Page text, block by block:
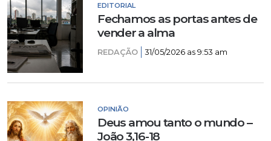
EDITORIAL
Fechamos as portas antes de
vender a alma
REDAÇÃO 31/05/2026 as 9:53 am
OPINIÃO
Deus amou tanto o mundo –
João 3,16-18